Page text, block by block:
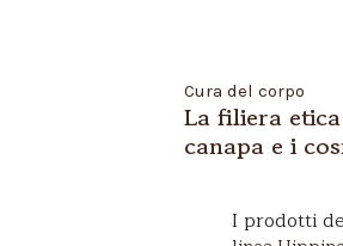
Cura del corpo
La filiera
canapa e i
I prodotti